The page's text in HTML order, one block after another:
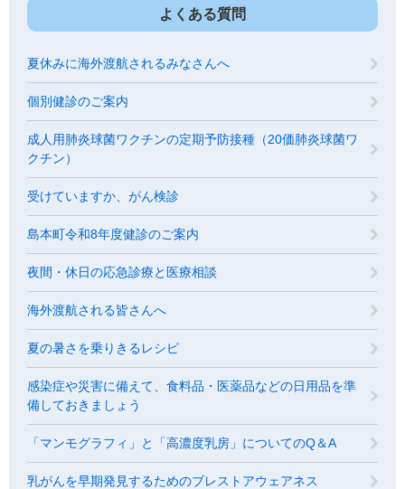
よくある質問
夏休みに海外渡航されるみなさんへ
個別健診のご案内
成人用肺炎球菌ワクチンの定期予防接種（20価肺炎球菌ワ
クチン）
受けていますか、がん検診
島本町令和8年度健診のご案内
夜間・休日の応急診療と医療相談
海外渡航される皆さんへ
夏の暑さを乗りきるレシピ
感染症や災害に備えて、食料品・医薬品などの日用品を準
備しておきましょう
「マンモグラフィ」と「高濃度乳房」についてのQ＆A
乳がんを早期発見するためのブレストアウェアネス